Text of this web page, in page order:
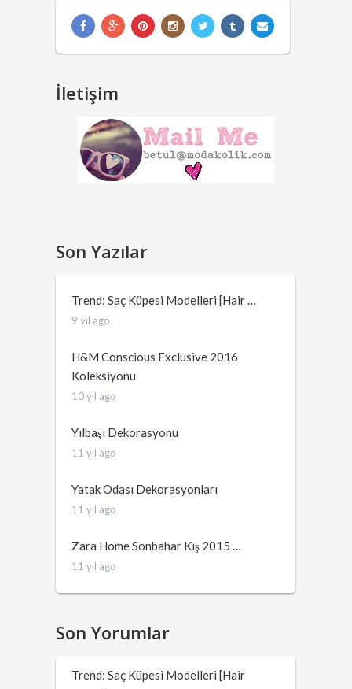
İletişim
Son Yazılar
Trend: Saç Küpesi Modelleri [Hair …
9 yıl ago
H&M Conscious Exclusive 2016
Koleksiyonu
10 yıl ago
Yılbaşı Dekorasyonu
11 yıl ago
Yatak Odası Dekorasyonları
11 yıl ago
Zara Home Sonbahar Kış 2015 …
11 yıl ago
Son Yorumlar
Trend: Saç Küpesi Modelleri [Hair